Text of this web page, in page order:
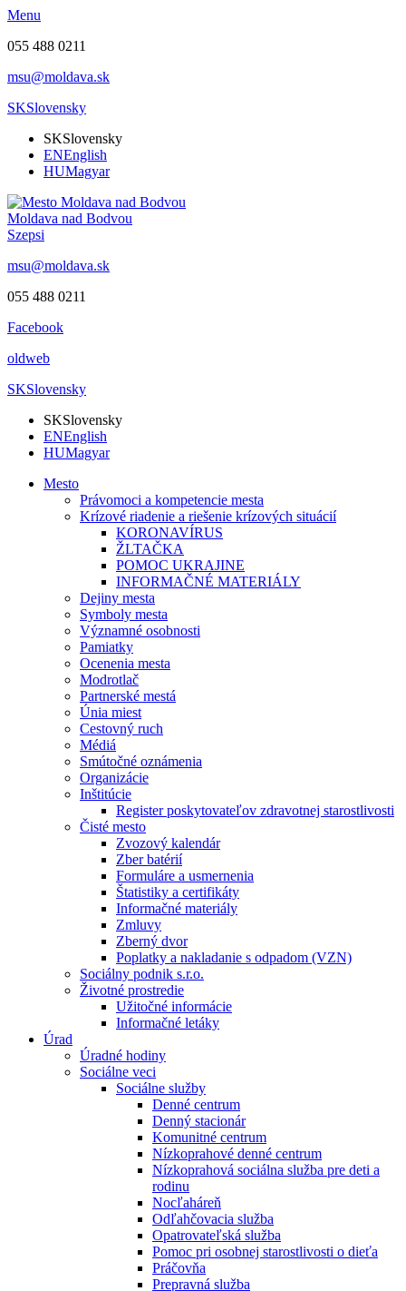
Menu
055 488 0211
msu@moldava.sk
SKSlovensky
SKSlovensky
ENEnglish
HUMagyar
Moldava nad Bodvou
Szepsi
msu@moldava.sk
055 488 0211
Facebook
oldweb
SKSlovensky
SKSlovensky
ENEnglish
HUMagyar
Mesto
Právomoci a kompetencie mesta
Krízové riadenie a riešenie krízových situácií
KORONAVÍRUS
ŽLTAČKA
POMOC UKRAJINE
INFORMAČNÉ MATERIÁLY
Dejiny mesta
Symboly mesta
Významné osobnosti
Pamiatky
Ocenenia mesta
Modrotlač
Partnerské mestá
Únia miest
Cestovný ruch
Médiá
Smútočné oznámenia
Organizácie
Inštitúcie
Register poskytovateľov zdravotnej starostlivosti
Čisté mesto
Zvozový kalendár
Zber batérií
Formuláre a usmernenia
Štatistiky a certifikáty
Informačné materiály
Zmluvy
Zberný dvor
Poplatky a nakladanie s odpadom (VZN)
Sociálny podnik s.r.o.
Životné prostredie
Užitočné informácie
Informačné letáky
Úrad
Úradné hodiny
Sociálne veci
Sociálne služby
Denné centrum
Denný stacionár
Komunitné centrum
Nízkoprahové denné centrum
Nízkoprahová sociálna služba pre deti a
rodinu
Nocľaháreň
Odľahčovacia služba
Opatrovateľská služba
Pomoc pri osobnej starostlivosti o dieťa
Práčovňa
Prepravná služba